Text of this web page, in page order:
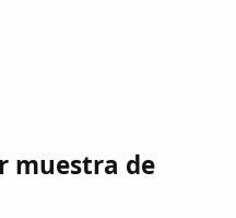
muestra de